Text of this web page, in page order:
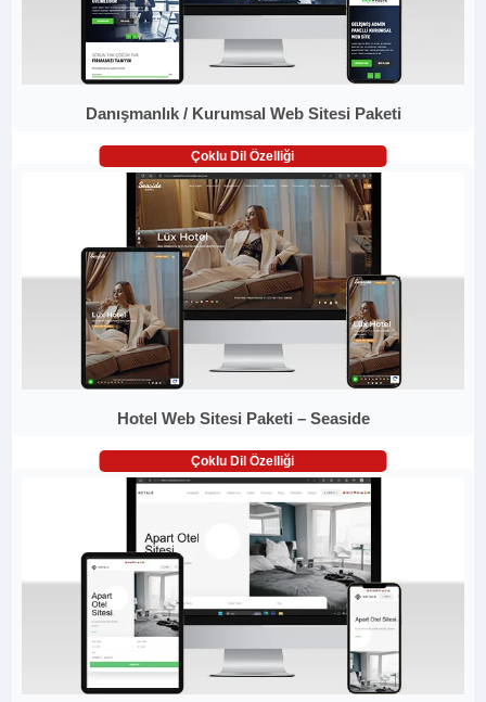
Danışmanlık / Kurumsal Web Sitesi Paketi
Çoklu Dil Özelliği
Hotel Web Sitesi Paketi – Seaside
Çoklu Dil Özelliği